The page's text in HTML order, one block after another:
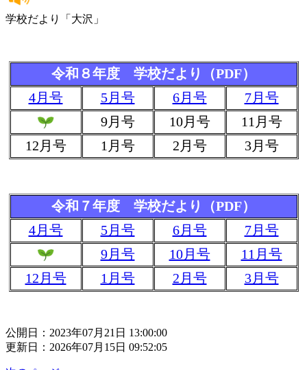
学校だより「大沢」
令和８年度 学校だより（PDF）
4月号
5月号 6月号
7月号
9月号
10月号
11月号
12月号
1月号 2月号 3月号
令和７年度 学校だより（PDF）
4月号
5月号 6月号
7月号
9月号
10月号
11月号
12月号
1月号 2月号 3月号
公開日：2023年07月21日 13:00:00
更新日：2026年07月15日 09:52:05